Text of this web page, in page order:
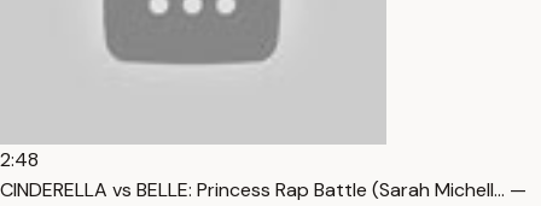
2:48
CINDERELLA vs BELLE: Princess Rap Battle (Sarah Michell… —